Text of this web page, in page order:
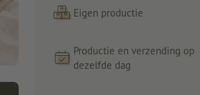
Eigen productie
Productie en verzending op
dezelfde dag